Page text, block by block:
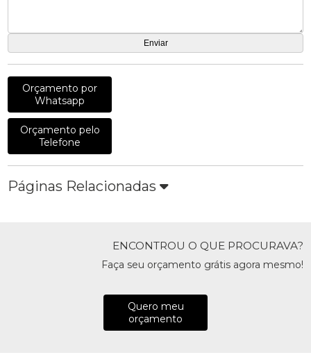
Orçamento por
Whatsapp
Orçamento pelo
Telefone
Páginas Relacionadas
ENCONTROU O QUE PROCURAVA?
Faça seu orçamento grátis agora mesmo!
Quero meu
orçamento